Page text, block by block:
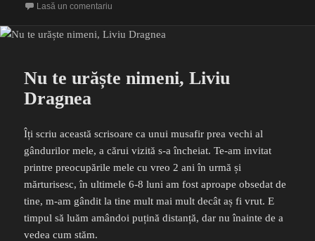
pe
Lasă un comentariu
Nu te urăște nimeni, Liviu
Dragnea
Îți scriu această scrisoare ca unui musafir prea vechi al
gândurilor mele, a cărui vizită s-a încheiat. Te-am invitat
printre preocupările mele cu vreo 2 ani în urmă și
mărturisesc, în ultimele 6-8 luni am fost aproape obsedat de
tine, m-am gândit la tine mult mai mult decât aș fi vrut. E
timpul să luăm amândoi puțină distanță, dar nu înainte de a
vedea cum stăm.